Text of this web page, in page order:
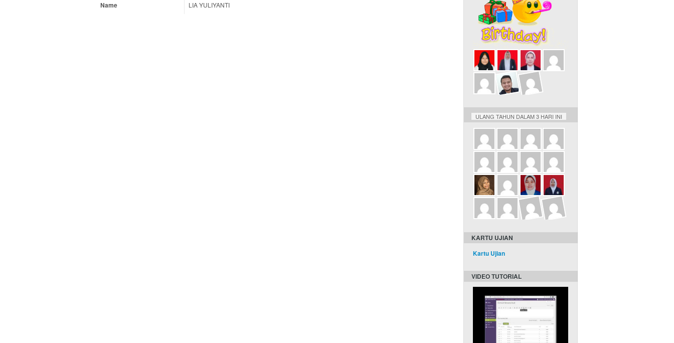
Name LIA YULIYANTI
ULANG TAHUN DALAM 3 HARI INI
KARTU UJIAN
Kartu Ujian
VIDEO TUTORIAL